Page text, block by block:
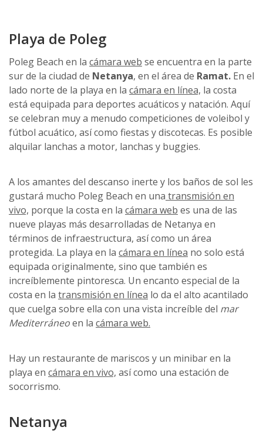
Playa de Poleg
Poleg Beach en la cámara web se encuentra en la parte
sur de la ciudad de Netanya, en el área de Ramat. En el
lado norte de la playa en la cámara en línea, la costa
está equipada para deportes acuáticos y natación. Aquí
se celebran muy a menudo competiciones de voleibol y
fútbol acuático, así como fiestas y discotecas. Es posible
alquilar lanchas a motor, lanchas y buggies.
A los amantes del descanso inerte y los baños de sol les
gustará mucho Poleg Beach en una transmisión en
vivo, porque la costa en la cámara web es una de las
nueve playas más desarrolladas de Netanya en
términos de infraestructura, así como un área
protegida. La playa en la cámara en línea no solo está
equipada originalmente, sino que también es
increíblemente pintoresca. Un encanto especial de la
costa en la transmisión en línea lo da el alto acantilado
que cuelga sobre ella con una vista increíble del mar
Mediterráneoen la cámara web.
Hay un restaurante de mariscos y un minibar en la
playa en cámara en vivo, así como una estación de
socorrismo.
Netanya